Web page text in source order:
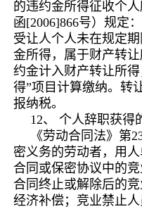
的违约金所得征收个
函[2006]866号）规定
受让人个人未在规定
金所得，属于财产转
约金计入财产转让所
得”项目计算缴纳。转
报纳税。
12、 个人辞职获得
《劳动合同法》第
密义务的劳动者，用
合同或保密协议中的
合同终止或解除后的
经济补偿；竞业禁止